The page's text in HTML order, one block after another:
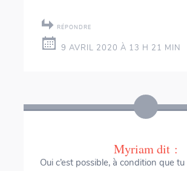
RÉPONDRE
9 AVRIL 2020 À 13 H 21 MIN
Myriamdit :
Oui c’est possible, à condition que